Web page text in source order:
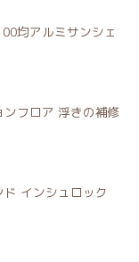
均アルミサンシェ
ンフロア 浮きの補修
ド インシュロック